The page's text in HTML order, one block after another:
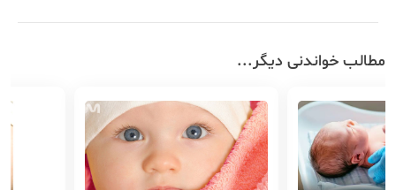
مطالب خواندنی دیگر...